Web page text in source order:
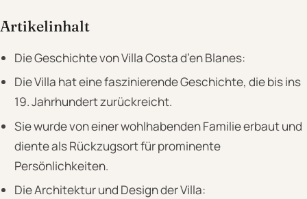
Artikelinhalt
Die Geschichte von Villa Costa d’en Blanes:
Die Villa hat eine faszinierende Geschichte, die bis ins
19. Jahrhundert zurückreicht.
Sie wurde von einer wohlhabenden Familie erbaut und
diente als Rückzugsort für prominente
Persönlichkeiten.
Die Architektur und Design der Villa: